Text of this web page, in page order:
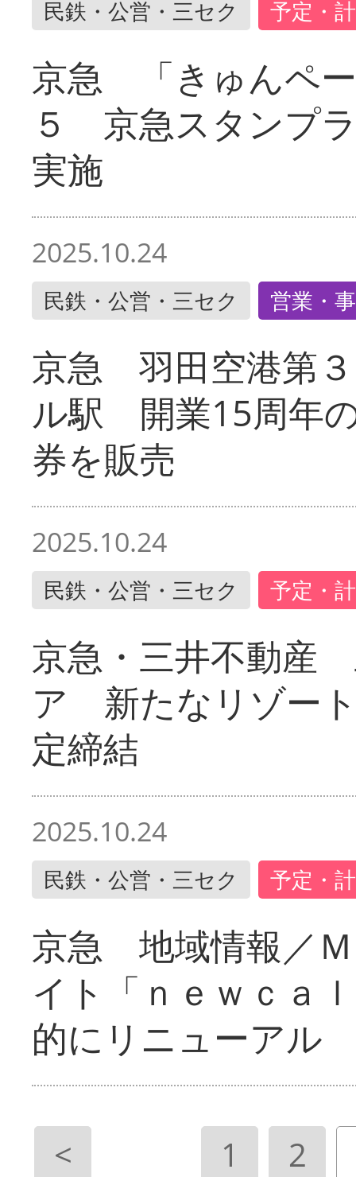
民鉄・公営・三セク 予定・
京急 「きゅんペ
５ 京急スタンプ
実施
2025.10.24
民鉄・公営・三セク 営業・
京急 羽田空港第
ル駅 開業15周年
券を販売
2025.10.24
民鉄・公営・三セク 予定・
京急・三井不動産
ア 新たなリゾー
定締結
2025.10.24
民鉄・公営・三セク 予定・
京急 地域情報／
イト「ｎｅｗｃａ
的にリニューアル
< 1 2